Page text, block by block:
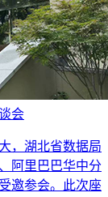
会
，湖北省数据局
阿里巴巴华中分
邀参会。此次座